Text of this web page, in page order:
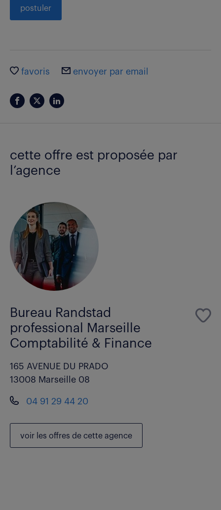
postuler
favoris envoyer par email
cette offre est proposée par
l’agence
Bureau Randstad
professional Marseille
Comptabilité & Finance
165 AVENUE DU PRADO
13008 Marseille 08
04 91 29 44 20
voir les offres de cette agence